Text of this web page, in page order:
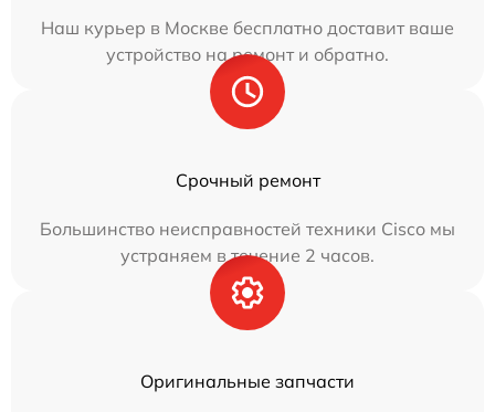
Наш курьер в Москве бесплатно доставит ваше
устройство на ремонт и обратно.
Срочный ремонт
Большинство неисправностей техники Cisco мы
устраняем в течение 2 часов.
Оригинальные запчасти